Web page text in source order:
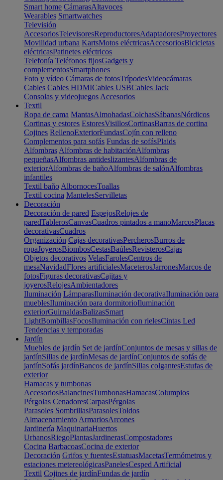
Smart home CámarasAltavoces
Wearables Smartwatches
Televisión
AccesoriosTelevisoresReproductoresAdaptadoresProyectores
Movilidad urbana KartsMotos eléctricasAccesoriosBicicletas
eléctricasPatinetes eléctricos
Telefonía Teléfonos fijosGadgets y
complementosSmartphones
Foto y vídeo Cámaras de fotosTrípodesVideocámaras
Cables Cables HDMICables USBCables Jack
Consolas y videojuegos Accesorios
Textil
Ropa de cama MantasAlmohadasColchasSábanasNórdicos
Cortinas y estores EstoresVisillosCortinasBarras de cortina
Cojines RellenoExteriorFundasCojín con relleno
Complementos para sofás Fundas de sofásPlaids
Alfombras Alfombras de habitaciónAlfombras
pequeñasAlfombras antideslizantesAlfombras de
exteriorAlfombras de bañoAlfombras de salónAlfombras
infantiles
Textil baño AlbornocesToallas
Textil cocina MantelesServilletas
Decoración
Decoración de pared EspejosRelojes de
paredTablerosCanvasCuadros pintados a manoMarcosPlacas
decorativasCuadros
Organización Cajas decorativasPercherosBurros de
ropaJoyerosBiombosCestasBaúlesRevisterosCajas
Objetos decorativos VelasFarolesCentros de
mesaNavidadFlores artificialesMaceterosJarronesMarcos de
fotosFiguras decorativasCajitas y
joyerosRelojesAmbientadores
Iluminación LámparasIluminación decorativaIluminación para
mueblesIluminación para dormitorioIluminación
exteriorGuirnaldasBalizasSmart
LightBombillasFocosIluminación con rielesCintas Led
Tendencias y temporadas
Jardín
Muebles de jardín Set de jardínConjuntos de mesas y sillas de
jardínSillas de jardínMesas de jardínConjuntos de sofás de
jardínSofás jardínBancos de jardínSillas colgantesEstufas de
exterior
Hamacas y tumbonas
AccesoriosBalancinesTumbonasHamacasColumpios
Pérgolas CenadoresCarpasPérgolas
Parasoles SombrillasParasolesToldos
Almacenamiento ArmariosArcones
Jardinería MaquinariaHuertos
UrbanosRiegoPlantasJardinerasCompostadores
Cocina BarbacoasCocina de exterior
Decoración Grifos y fuentesEstatuasMacetasTermómetros y
estaciones metereológicasPanelesCesped Artificial
Textil Cojines de jardínFundas de jardín